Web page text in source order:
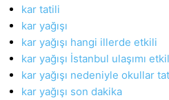
kar tatili
kar yağışı
kar yağışı hangi illerde etkili
kar yağışı İstanbul ulaşımı
kar yağışı nedeniyle okullar
kar yağışı son dakika